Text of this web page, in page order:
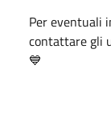
Per eventuali
contattare gli
💙